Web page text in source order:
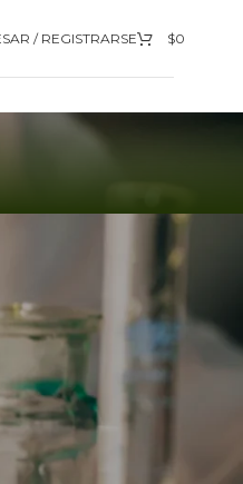
/ REGISTRARSE $0